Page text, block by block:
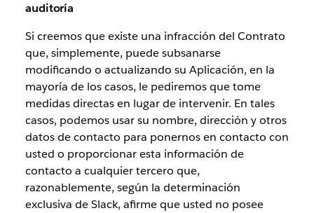
auditoría
Si creemos que existe una infracción del Contrato
que, simplemente, puede subsanarse
modificando o actualizando su Aplicación, en la
mayoría de los casos, le pediremos que tome
medidas directas en lugar de intervenir. En tales
casos, podemos usar su nombre, dirección y otros
datos de contacto para ponernos en contacto con
usted o proporcionar esta información de
contacto a cualquier tercero que,
razonablemente, según la determinación
exclusiva de Slack, afirme que usted no posee